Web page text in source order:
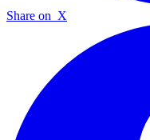
Share on X